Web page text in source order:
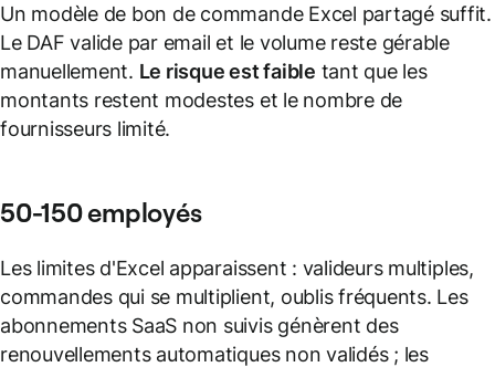
Un modèle de bon de commande Excel partagé suffit.
Le DAF valide par email et le volume reste gérable
manuellement. Le risque est faible tant que les
montants restent modestes et le nombre de
fournisseurs limité.
50-150 employés
Les limites d'Excel apparaissent : valideurs multiples,
commandes qui se multiplient, oublis fréquents. Les
abonnements SaaS non suivis génèrent des
renouvellements automatiques non validés ; les